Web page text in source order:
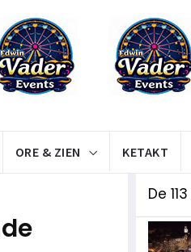
ORE & ZIEN KETAKT
De 113